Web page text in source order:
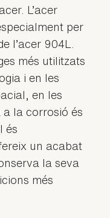
L’acer
per
l’acer 904L.
més utilitzats
i en les
en les
a la corrosió és
és
un acabat
la seva
més